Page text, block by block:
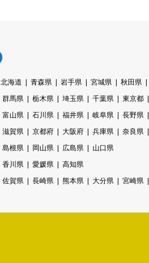
北海道 青森県 岩手県 宮城県 秋田県
群馬県 栃木県 埼玉県 千葉県 東京都
富山県 石川県 福井県 岐阜県 長野県
滋賀県 京都府 大阪府 兵庫県 奈良県
島根県 岡山県 広島県
山口県
香川県 愛媛県
高知県
佐賀県 長崎県 熊本県 大分県 宮崎県